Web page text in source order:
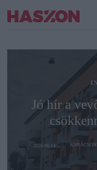
Jó hír a
2026-06-14